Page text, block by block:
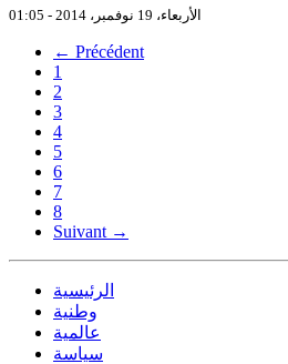
الأربعاء، 19 نوفمبر، 2014 - 01:05
← Précédent
1
2
3
4
5
6
7
8
Suivant →
الرئيسية
وطنية
عالمية
سياسة